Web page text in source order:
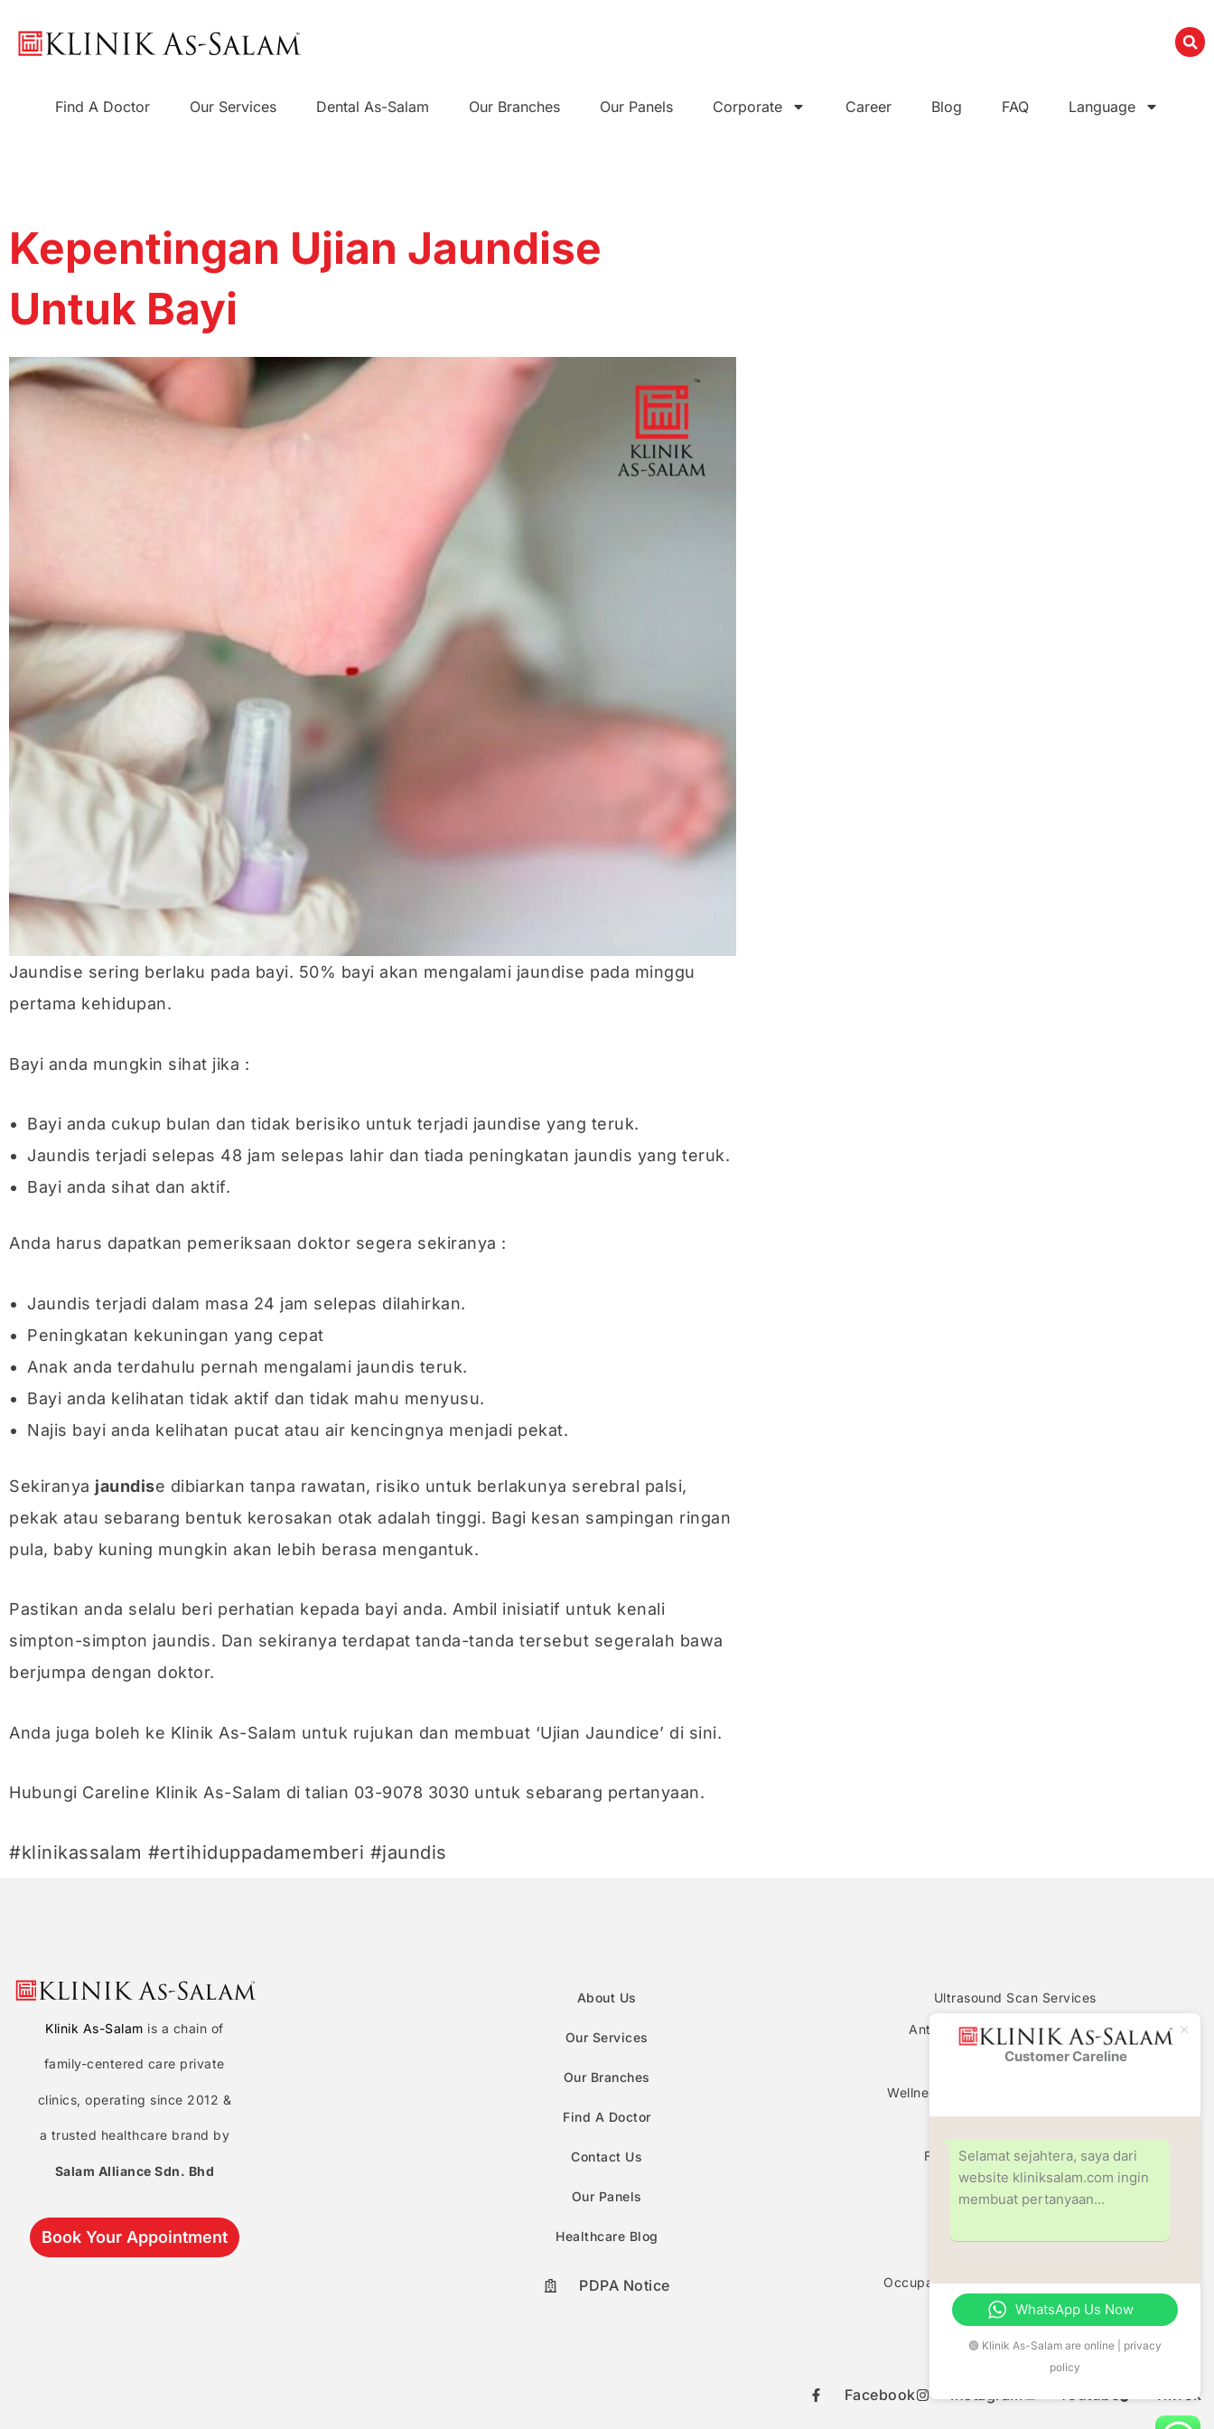
content
Find A Doctor Our Services Dental As-Salam Our Branches Our Panels Corporate Career Blog FAQ Language
Kepentingan Ujian Jaundise
Untuk Bayi
Jaundise sering berlaku pada bayi. 50% bayi akan mengalami jaundise pada minggu
pertama kehidupan.
Bayi anda mungkin sihat jika :
Bayi anda cukup bulan dan tidak berisiko untuk terjadi jaundise yang teruk.
Jaundis terjadi selepas 48 jam selepas lahir dan tiada peningkatan jaundis yang teruk.
Bayi anda sihat dan aktif.
Anda harus dapatkan pemeriksaan doktor segera sekiranya :
Jaundis terjadi dalam masa 24 jam selepas dilahirkan.
Peningkatan kekuningan yang cepat
Anak anda terdahulu pernah mengalami jaundis teruk.
Bayi anda kelihatan tidak aktif dan tidak mahu menyusu.
Najis bayi anda kelihatan pucat atau air kencingnya menjadi pekat.
Sekiranya jaundise dibiarkan tanpa rawatan, risiko untuk berlakunya serebral palsi,
pekak atau sebarang bentuk kerosakan otak adalah tinggi. Bagi kesan sampingan ringan
pula, baby kuning mungkin akan lebih berasa mengantuk.
Pastikan anda selalu beri perhatian kepada bayi anda. Ambil inisiatif untuk kenali
simpton-simpton jaundis. Dan sekiranya terdapat tanda-tanda tersebut segeralah bawa
berjumpa dengan doktor.
Anda juga boleh ke Klinik As-Salam untuk rujukan dan membuat ‘Ujian Jaundice’ di sini.
Hubungi Careline Klinik As-Salam di talian 03-9078 3030 untuk sebarang pertanyaan.
#klinikassalam #ertihiduppadamemberi #jaundis
Klinik As-Salam is a chain of
family-centered care private
clinics, operating since 2012 &
a trusted healthcare brand by
Salam Alliance Sdn. Bhd
Book Your Appointment
About Us
Our Services
Our Branches
Find A Doctor
Contact Us
Our Panels
Healthcare Blog
PDPA Notice
Ultrasound Scan Services
Antenatal & Pregnancy Check Up
Women Health Screening
Wellness Screening & Medical Check Up
Family Planning Consultation
Fertility Centre
Occupational Safety & Health (OHD/OSH)
Allergy Test
Food Sensitivity Test
Facebook TikTok
Customer Careline
Selamat sejahtera, saya dari
website kliniksalam.com ingin
membuat pertanyaan...
WhatsApp Us Now
🟢 Klinik As-Salam are online | privacy
policy